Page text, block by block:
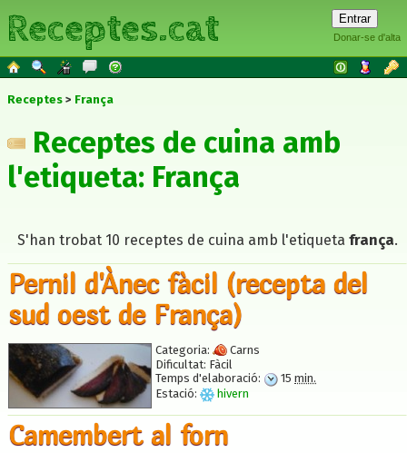
Donar-se d'alta
Receptes.cat
Receptes França
Receptes de cuina amb
l'etiqueta: França
S'han trobat 10 receptes de cuina amb l'etiqueta frança.
Pernil d'Ànec fàcil (recepta del
sud oest de França)
Categoria:
Carns
Dificultat: Fàcil
Temps d'elaboració:
15 min.
Estació:
hivern
Camembert al forn